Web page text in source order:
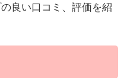
良い口コミ、評価を紹